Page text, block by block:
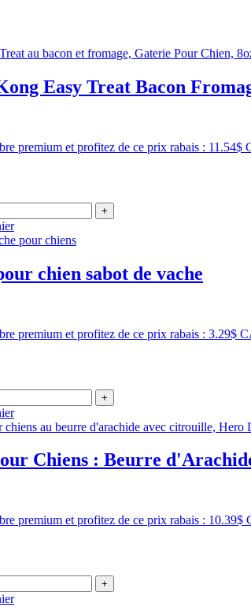
Easy Treat Bacon
premium et profitez de ce prix rabais : 11.54$
+
chien sabot de vache
premium et profitez de ce prix rabais : 3.29$
+
Chiens : Beurre
premium et profitez de ce prix rabais : 10.39$
+